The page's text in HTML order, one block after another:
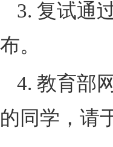
3. 复试通
布。
4. 教育部
的同学，请